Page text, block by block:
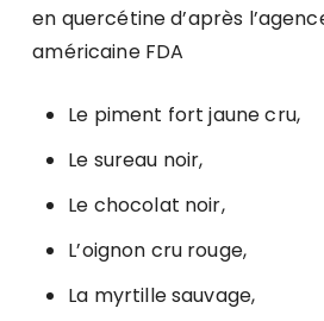
en quercétine d’après
américaine FDA
Le piment fort jaune cru,
Le sureau noir,
Le chocolat noir,
L’oignon cru rouge,
La myrtille sauvage,